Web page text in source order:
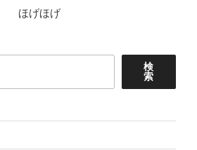
ほげほげ
検
索